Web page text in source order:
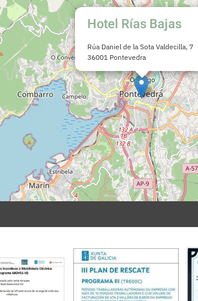
Hotel Rías Bajas
Rúa Daniel de la Sota Valdecilla, 7
36001 Pontevedra